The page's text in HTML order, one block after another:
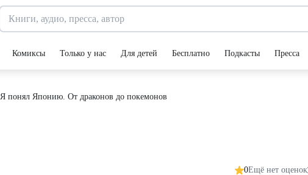
Комиксы Только у нас Для детей Бесплатно Подкасты Пресса
Я понял Японию. От драконов до покемонов
0Ещё нет оценок